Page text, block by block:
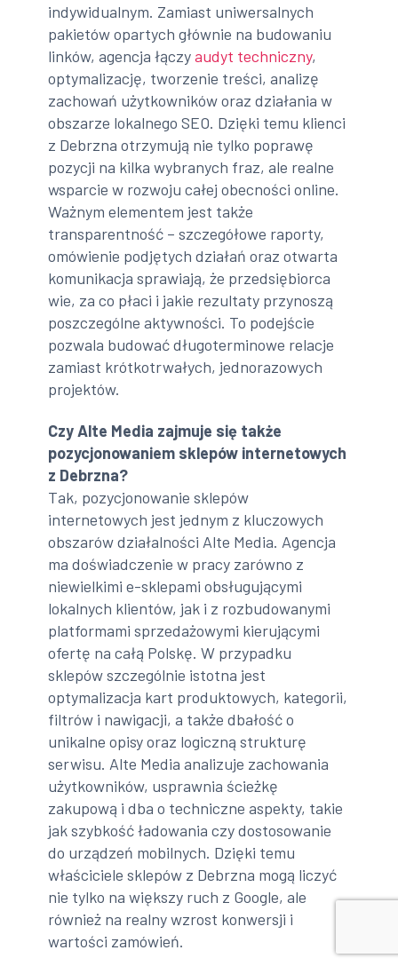
indywidualnym. Zamiast uniwersalnych
pakietów opartych głównie na budowaniu
linków, agencja łączyaudyt techniczny,
optymalizację, tworzenie treści, analizę
zachowań użytkowników oraz działania w
obszarze lokalnego SEO. Dzięki temu klienci
z Debrzna otrzymują nie tylko poprawę
pozycji na kilka wybranych fraz, ale realne
wsparcie w rozwoju całej obecności online.
Ważnym elementem jest także
transparentność – szczegółowe raporty,
omówienie podjętych działań oraz otwarta
komunikacja sprawiają, że przedsiębiorca
wie, za co płaci i jakie rezultaty przynoszą
poszczególne aktywności. To podejście
pozwala budować długoterminowe relacje
zamiast krótkotrwałych, jednorazowych
projektów.
Czy Alte Media zajmuje się także
pozycjonowaniem sklepów internetowych
z Debrzna?
Tak, pozycjonowanie sklepów
internetowych jest jednym z kluczowych
obszarów działalności Alte Media. Agencja
ma doświadczenie w pracy zarówno z
niewielkimi e-sklepami obsługującymi
lokalnych klientów, jak i z rozbudowanymi
platformami sprzedażowymi kierującymi
ofertę na całą Polskę. W przypadku
sklepów szczególnie istotna jest
optymalizacja kart produktowych, kategorii,
filtrów i nawigacji, a także dbałość o
unikalne opisy oraz logiczną strukturę
serwisu. Alte Media analizuje zachowania
użytkowników, usprawnia ścieżkę
zakupową i dba o techniczne aspekty, takie
jak szybkość ładowania czy dostosowanie
do urządzeń mobilnych. Dzięki temu
właściciele sklepów z Debrzna mogą liczyć
nie tylko na większy ruch z Google, ale
również na realny wzrost konwersji i
wartości zamówień.